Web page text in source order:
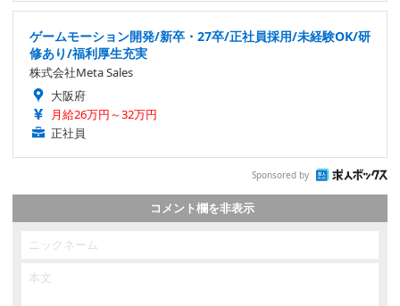
ゲームモーション開発/新卒・27卒/正社員採用/未経験OK/研
修あり/福利厚生充実
株式会社Meta Sales
大阪府
月給26万円～32万円
正社員
Sponsored by
コメント欄を非表示